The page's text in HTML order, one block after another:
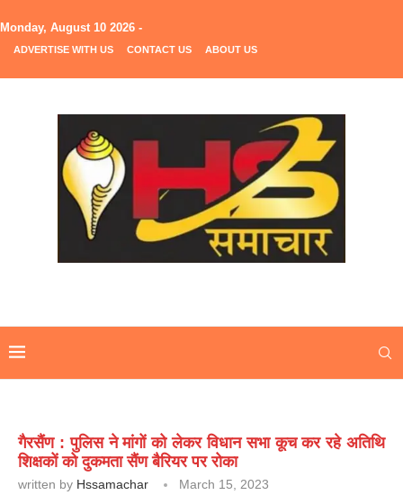
Monday, August 10 2026 -
ADVERTISE WITH US CONTACT US ABOUT US
गैरसैंण : पुलिस ने मांगों को लेकर विधान सभा कूच कर रहे अतिथि
शिक्षकों को दुकमता सैंण बैरियर पर रोका
written by Hssamachar March 15, 2023